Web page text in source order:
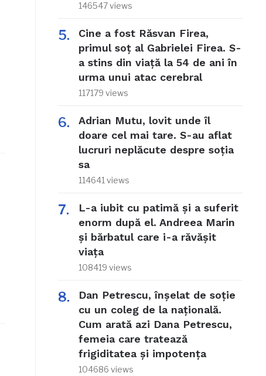
146547 views
Cine a fost Răsvan Firea,
primul soț al Gabrielei Firea. S-
a stins din viață la 54 de ani în
urma unui atac cerebral
117179 views
Adrian Mutu, lovit unde îl
doare cel mai tare. S-au aflat
lucruri neplăcute despre soția
sa
114641 views
L-a iubit cu patimă și a suferit
enorm după el. Andreea Marin
și bărbatul care i-a răvășit
viața
108419 views
Dan Petrescu, înșelat de soție
cu un coleg de la națională.
Cum arată azi Dana Petrescu,
femeia care tratează
frigiditatea și impotența
104686 views